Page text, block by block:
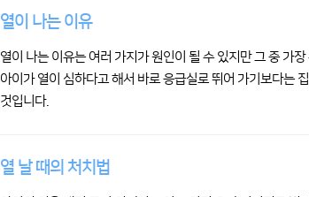
열이 나는 이유
열이 나는 이유는 여러 가지가 원인이 될 수 있지만 그 중 가
아이가 열이 심하다고 해서 바로 응급실로 뛰어 가기보다는
것입니다.
열 날 때의 처치법